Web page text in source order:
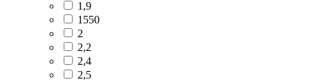
1,9
1550
2
2,2
2,4
2,5